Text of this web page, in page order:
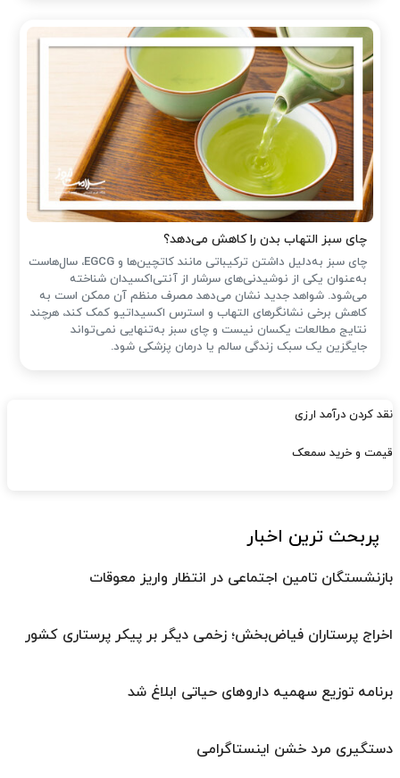
چای سبز التهاب بدن را کاهش می‌دهد؟
چای سبز به‌دلیل داشتن ترکیباتی مانند کاتچین‌ها و EGCG، سال‌هاست
به‌عنوان یکی از نوشیدنی‌های سرشار از آنتی‌اکسیدان شناخته
می‌شود. شواهد جدید نشان می‌دهد مصرف منظم آن ممکن است به
کاهش برخی نشانگرهای التهاب و استرس اکسیداتیو کمک کند، هرچند
نتایج مطالعات یکسان نیست و چای سبز به‌تنهایی نمی‌تواند
جایگزین یک سبک زندگی سالم یا درمان پزشکی شود.
نقد کردن درآمد ارزی
قیمت و خرید سمعک
پربحث ترین اخبار
بازنشستگان تامین اجتماعی در انتظار واریز معوقات
اخراج پرستاران فیاض‌بخش؛ زخمی دیگر بر پیکر پرستاری کشور
برنامه توزیع سهمیه داروهای حیاتی ابلاغ شد
دستگیری مرد خشن اینستاگرامی